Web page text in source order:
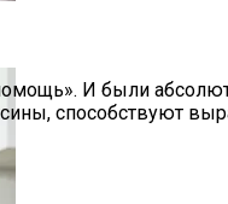
И были
способствуют